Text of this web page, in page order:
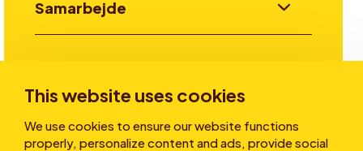
This website uses cookies
We use cookies to ensure our website functions
properly, personalize content and ads, provide social
Samarbejde
Historier